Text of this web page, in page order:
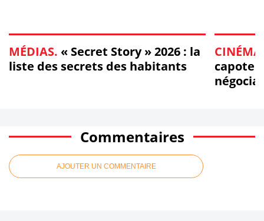
MÉDIAS. « Secret Story » 2026 : la
liste des secrets des habitants
capoter
Commentaires
AJOUTER UN COMMENTAIRE